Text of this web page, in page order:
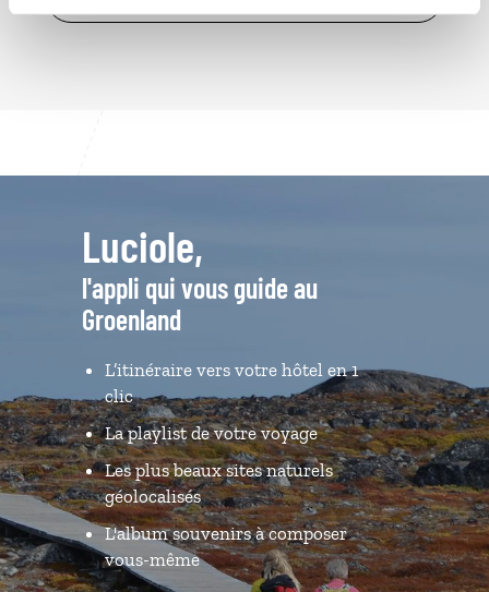
Luciole,
l'appli qui vous guide au
Groenland
L’itinéraire vers votre hôtel en 1
clic
La playlist de votre voyage
Les plus beaux sites naturels
géolocalisés
L'album souvenirs à composer
vous-même